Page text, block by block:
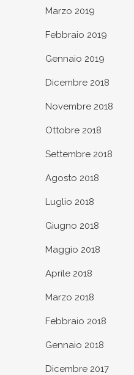
Marzo 2019
Febbraio 2019
Gennaio 2019
Dicembre 2018
Novembre 2018
Ottobre 2018
Settembre 2018
Agosto 2018
Luglio 2018
Giugno 2018
Maggio 2018
Aprile 2018
Marzo 2018
Febbraio 2018
Gennaio 2018
Dicembre 2017